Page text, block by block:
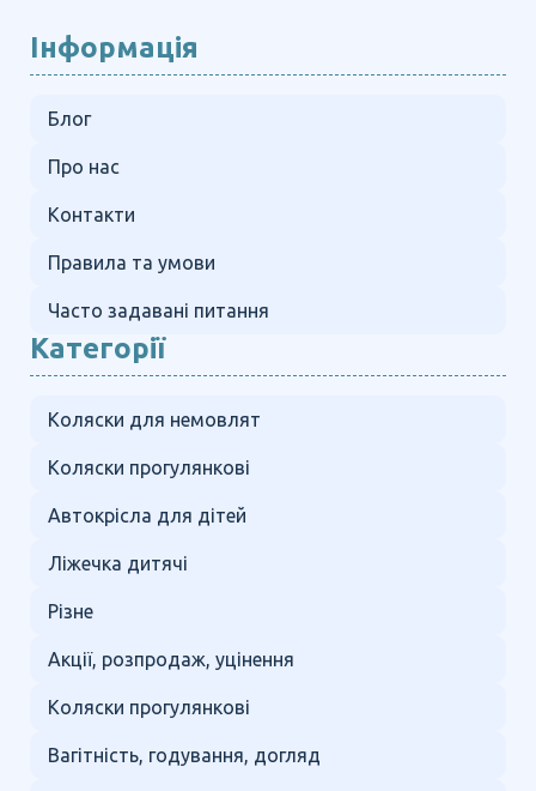
Інформація
Блог
Про нас
Контакти
Правила та умови
Часто задавані питання
Категорії
Коляски для немовлят
Коляски прогулянкові
Автокрісла для дітей
Ліжечка дитячі
Різне
Акції, розпродаж, уцінення
Коляски прогулянкові
Вагітність, годування, догляд